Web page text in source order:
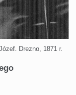
Drezno, 1871 r.